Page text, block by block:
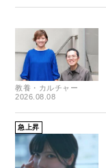
教養・カルチャー
2026.08.08
急上昇